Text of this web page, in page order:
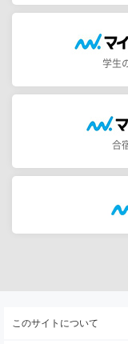
学生
合
このサイトについて